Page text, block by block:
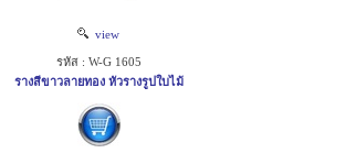
view
รหัส : W-G 1605
รางสีขาวลายทอง หัวรางรูปใบไม้